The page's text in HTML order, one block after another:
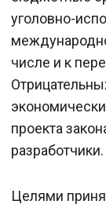
уголовно-
числе и к
проекта
разработчики.
Целями